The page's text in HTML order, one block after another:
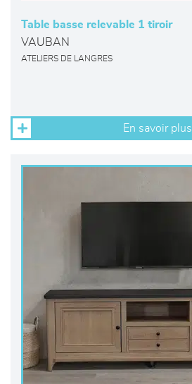
Table basse relevable 1 tiroir
VAUBAN
ATELIERS DE LANGRES
En savoir plus